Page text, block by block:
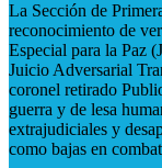
La Sección de
reconocimiento de
Especial para la Paz
Juicio Adversarial
coronel retirado
guerra y de lesa
extrajudiciales y
como bajas en